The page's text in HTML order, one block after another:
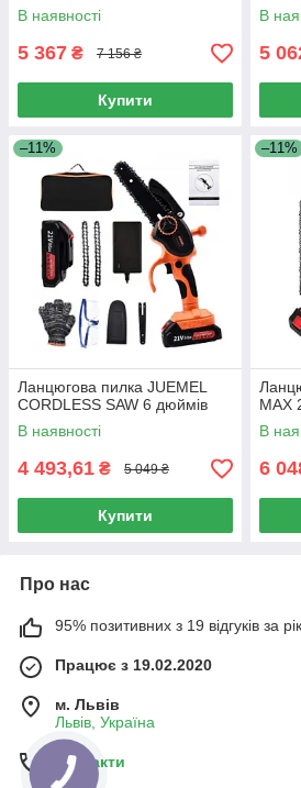
В наявності
5 367 ₴ 7 156 ₴
Купити
В
5
–11%
Ланцюгова пилка JUEMEL
CORDLESS SAW 6 дюймів
В наявності
4 493,61 ₴ 5 049 ₴
Купити
–11%
MAX
В
6
Про нас
95% позитивних з 19 відгуків за рік
Працює з 19.02.2020
м. Львів
Львів, Україна
Контакти